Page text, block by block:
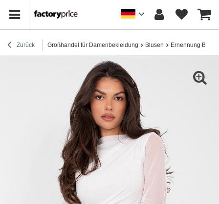
Zurück Großhandel für Damenbekleidung Blusen Ernennung